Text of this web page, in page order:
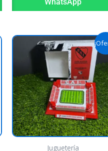
Juguetería
Original
price
was:
$ 59.900,00.
is:
$